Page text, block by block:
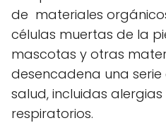
de materiales
células muertas de la
mascotas y otras
desencadena una
salud, incluidas
respiratorios.